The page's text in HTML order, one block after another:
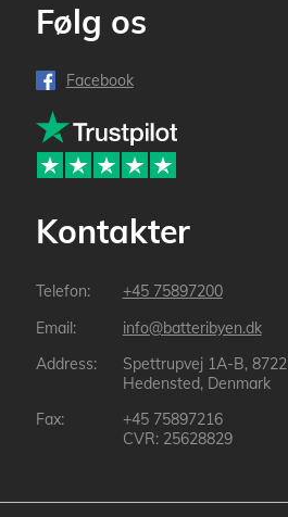
Følg os
Facebook
Kontakter
+45 75897200
info@batteribyen.dk
Spettrupvej 1A-B, 8722
Hedensted, Denmark
+45 75897216
CVR: 25628829